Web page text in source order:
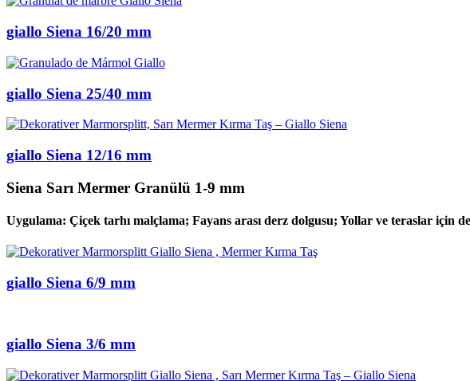
giallo Siena 16/20 mm
giallo Siena 25/40 mm
giallo Siena 12/16 mm
Siena Sarı Mermer Granülü 1-9 mm
Uygulama: Çiçek tarhı malçlama; Fayans arası derz dolgusu; Yollar ve teraslar için
giallo Siena 6/9 mm
giallo Siena 3/6 mm